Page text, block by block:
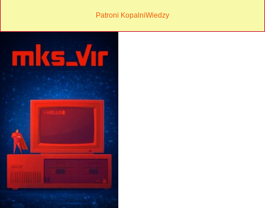
Patroni KopalniWiedzy